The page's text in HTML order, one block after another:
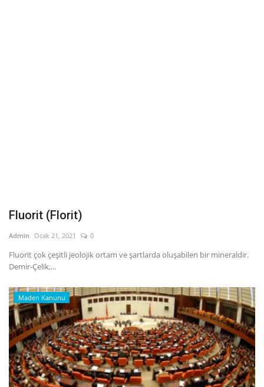
Fluorit (Florit)
Admin Ocak 21, 2021 0
Fluorit çok çeşitli jeolojik ortam ve şartlarda oluşabilen bir mineraldir.
Demir-Çelik,...
Maden Kanunu